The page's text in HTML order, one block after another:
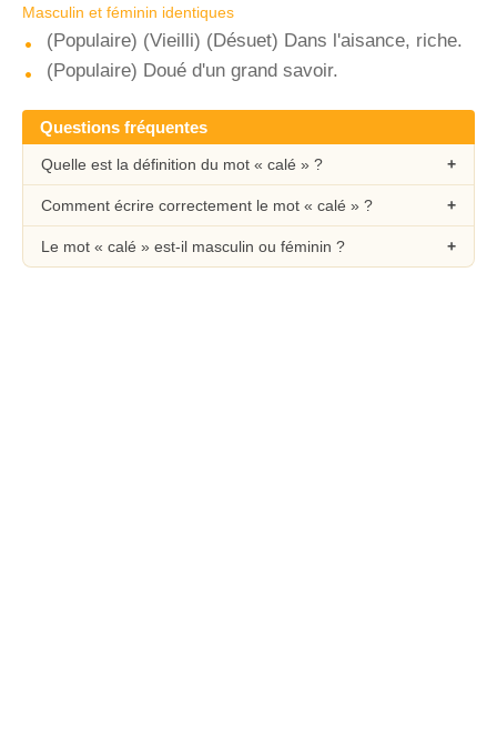
Masculin et féminin identiques
(Populaire) (Vieilli) (Désuet) Dans l'aisance, riche.
(Populaire) Doué d'un grand savoir.
Questions fréquentes
Quelle est la définition du mot « calé » ?
Comment écrire correctement le mot « calé » ?
Le mot « calé » est-il masculin ou féminin ?